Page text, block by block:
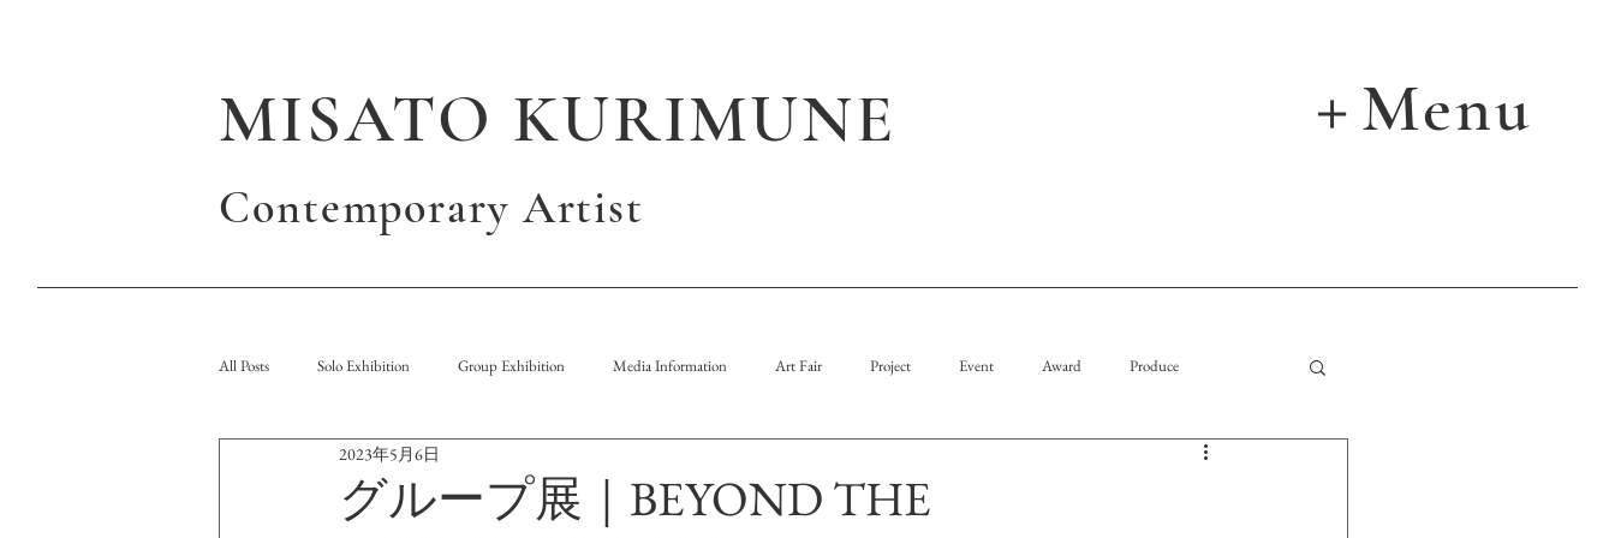
＋ Menu
MISATO KURIMUNE
Contemporary Artist
All Posts Solo Exhibition Group Exhibition Media Information Art Fair Project Event Award Produce
グループ展｜BEYOND THE
2023年5月6日